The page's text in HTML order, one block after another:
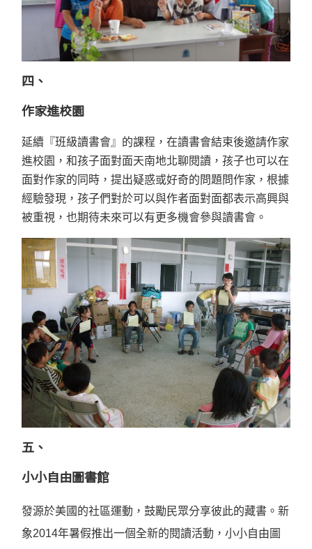
四、
作家進校園
延續『班級讀書會』的課程，在讀書會結束後邀請作家
進校園，和孩子面對面天南地北聊閱讀，孩子也可以在
面對作家的同時，提出疑惑或好奇的問題問作家，根據
經驗發現，孩子們對於可以與作者面對面都表示高興與
被重視，也期待未來可以有更多機會參與讀書會。
五、
小小自由圖書館
發源於美國的社區運動，鼓勵民眾分享彼此的藏書。新
象2014年暑假推出一個全新的閱讀活動，小小自由圖